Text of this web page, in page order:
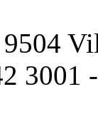
3001